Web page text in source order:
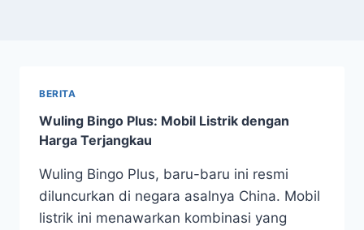
BERITA
Wuling Bingo Plus: Mobil Listrik dengan
Harga Terjangkau
Wuling Bingo Plus, baru-baru ini resmi
diluncurkan di negara asalnya China. Mobil
listrik ini menawarkan kombinasi yang